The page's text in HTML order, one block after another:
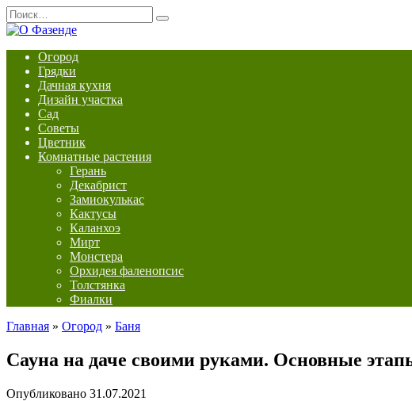
Перейти
к
содержанию
Search
for:
Огород
Грядки
Дачная кухня
Дизайн участка
Сад
Советы
Цветник
Комнатные растения
Герань
Декабрист
Замиокулькас
Кактусы
Каланхоэ
Мирт
Монстера
Орхидея фаленопсис
Толстянка
Фиалки
Главная » Огород » Баня
Сауна на даче своими руками. Основные
Опубликовано 31.07.2021